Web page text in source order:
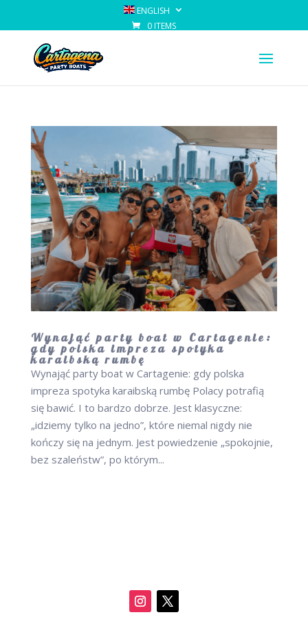
ENGLISH
0 ITEMS
Wynająć party boat w Cartagenie:
gdy polska impreza spotyka
karaibską rumbę
Wynająć party boat w Cartagenie: gdy polska
impreza spotyka karaibską rumbę Polacy potrafią
się bawić. I to bardzo dobrze. Jest klasyczne:
„idziemy tylko na jedno”, które niemal nigdy nie
kończy się na jednym. Jest powiedzenie „spokojnie,
bez szaleństw”, po którym...